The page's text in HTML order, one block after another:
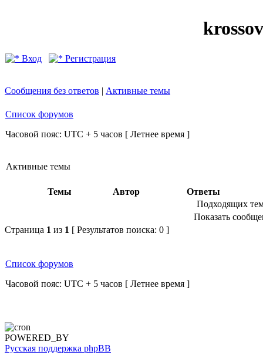
Вход Регистрация
Сообщения без ответов | Активные темы
Список форумов
Часовой пояс: UTC + 5 часов [ Летнее время ]
Активные темы
Темы Автор
Ответы
Подходящих
Показать
Страница 1 из 1 [ Результатов поиска: 0 ]
Список форумов
Часовой пояс: UTC + 5 часов [ Летнее время ]
POWERED_BY
Русская поддержка phpBB